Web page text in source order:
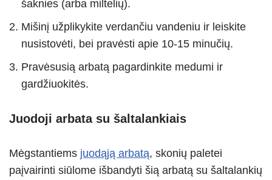
šaknies (arba miltelių).
Mišinį užplikykite verdančiu vandeniu ir leiskite
nusistovėti, bei pravėsti apie 10-15 minučių.
Pravėsusią arbatą pagardinkite medumi ir
gardžiuokitės.
Juodoji arbata su šaltalankiais
Mėgstantiems juodąją arbatą, skonių paletei
paįvairinti siūlome išbandyti šią arbatą su šaltalankių